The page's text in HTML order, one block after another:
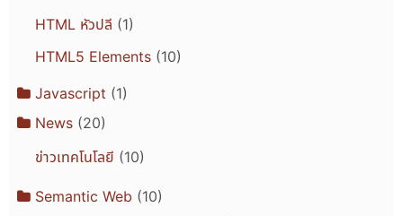
HTML หัวปลี (1)
HTML5 Elements(10)
Javascript (1)
News(20)
ข่าวเทคโนโลยี (10)
Semantic Web (10)